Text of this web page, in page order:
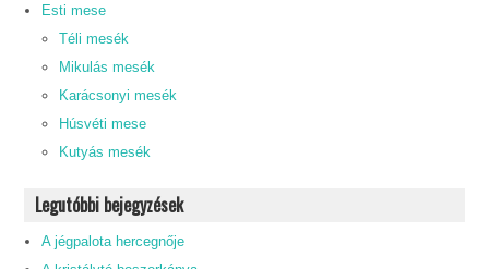
Esti mese
Téli mesék
Mikulás mesék
Karácsonyi mesék
Húsvéti mese
Kutyás mesék
Legutóbbi bejegyzések
A jégpalota hercegnője